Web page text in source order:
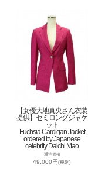
【女優大地真央さん衣装
提供】セミロングジャケ
ット
Fuchsia Cardigan Jacket
ordered by Japanese
celebrity Daichi Mao
通常価格
49,000円(税別)